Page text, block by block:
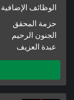
الوظائف
حزمة المحقق
الجنون الرحيم
عبدة العزيف